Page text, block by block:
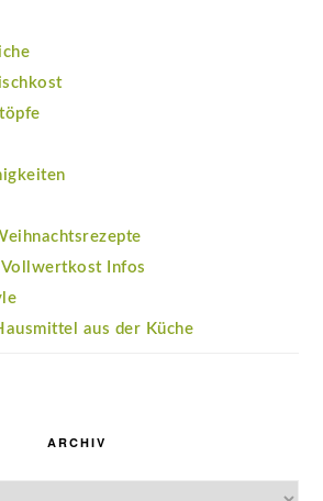
Infos
aus der Küche
ARCHIV